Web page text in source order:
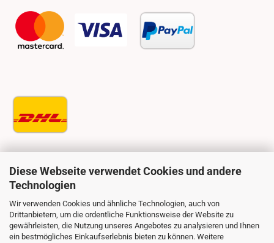
Diese Webseite verwendet Cookies und andere
Technologien
Wir verwenden Cookies und ähnliche Technologien, auch von
Drittanbietern, um die ordentliche Funktionsweise der Website zu
gewährleisten, die Nutzung unseres Angebotes zu analysieren und Ihnen
ein bestmögliches Einkaufserlebnis bieten zu können. Weitere